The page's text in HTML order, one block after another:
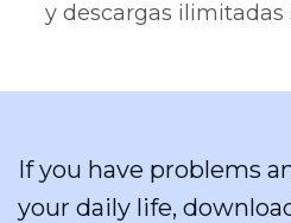
y descargas ilimitadas
If you have problems
your daily life,